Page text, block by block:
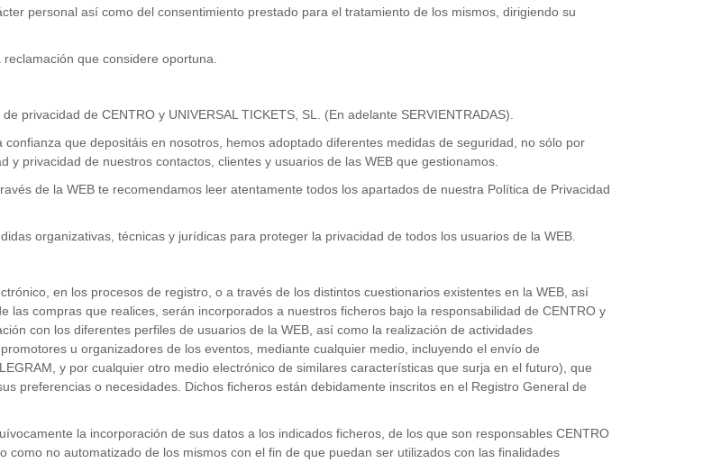
personal así como del consentimiento prestado para el tratamiento de los mismos, dirigiendo su
que considere oportuna.
privacidad de CENTRO y UNIVERSAL TICKETS, SL. (En adelante SERVIENTRADAS).
que depositáis en nosotros, hemos adoptado diferentes medidas de seguridad, no sólo por
privacidad de nuestros contactos, clientes y usuarios de las WEB que gestionamos.
de la WEB te recomendamos leer atentamente todos los apartados de nuestra Política de Privacidad
organizativas, técnicas y jurídicas para proteger la privacidad de todos los usuarios de la WEB.
en los procesos de registro, o a través de los distintos cuestionarios existentes en la WEB, así
compras que realices, serán incorporados a nuestros ficheros bajo la responsabilidad de CENTRO y
con los diferentes perfiles de usuarios de la WEB, así como la realización de actividades
u organizadores de los eventos, mediante cualquier medio, incluyendo el envío de
y por cualquier otro medio electrónico de similares características que surja en el futuro), que
preferencias o necesidades. Dichos ficheros están debidamente inscritos en el Registro General de
la incorporación de sus datos a los indicados ficheros, de los que son responsables CENTRO
no automatizado de los mismos con el fin de que puedan ser utilizados con las finalidades